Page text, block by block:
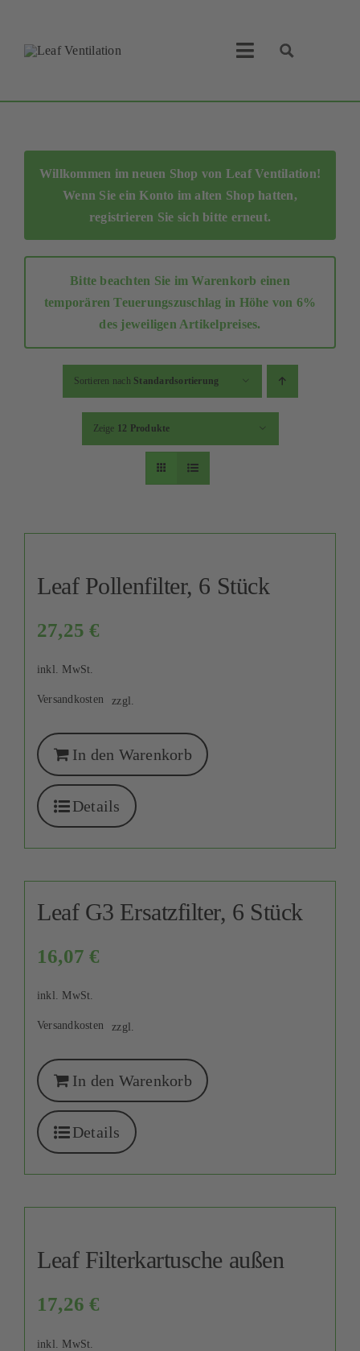
content
Toggle
Leaf Ventilation
Produkte
Service
Lüftungskonzept
Businesspartner
Shop
Kontakt
Mein Konto
Willkommen im neuen Shop von Leaf Ventilation!
Wenn Sie ein Konto im alten Shop hatten,
registrieren Sie sich bitte erneut.
Bitte beachten Sie im Warenkorb einen
temporären Teuerungszuschlag in Höhe von 6%
des jeweiligen Artikelpreises.
Sortieren nach Standardsortierung
Zeige 12 Produkte
Leaf Pollenfilter, 6 Stück
27,25€
inkl. MwSt.
zzgl.
Versandkosten
In den Warenkorb
Details
Leaf G3 Ersatzfilter, 6 Stück
16,07€
inkl. MwSt.
zzgl.
Versandkosten
In den Warenkorb
Details
Leaf Filterkartusche außen
17,26€
inkl. MwSt.